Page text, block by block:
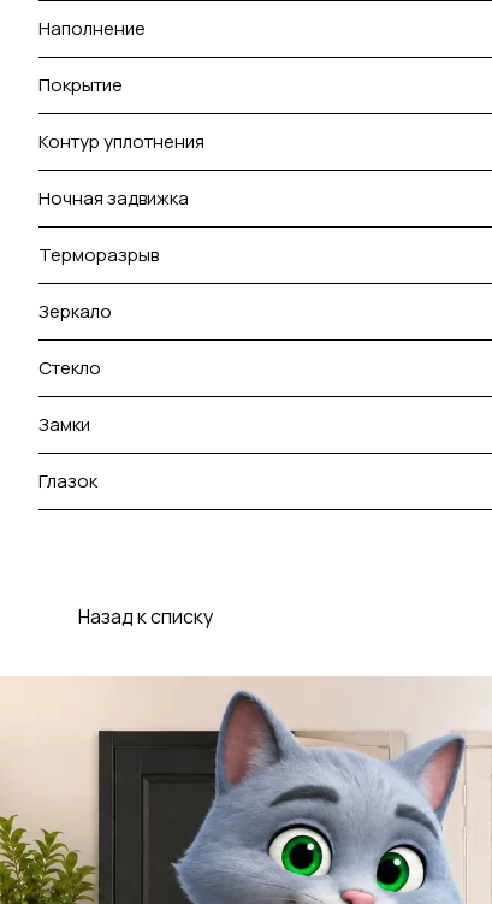
Наполнение
Покрытие
Контур уплотнения
Ночная задвижка
Терморазрыв
Зеркало
Стекло
Замки
Глазок
Назад к списку